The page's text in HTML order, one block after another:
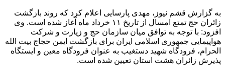
به گزارش قشم نیوز، مهدی پارسایی اعلام کرد که روند بازگشت
زائران حج تمتع امسال از تاریخ ۱۱ خرداد ماه آغاز شده است. وی
افزود: با توجه به توافق میان سازمان حج و زیارت و شرکت
هواپیمایی جمهوری اسلامی ایران برای بازگشت ایمن حجاج بیت الله
الحرام، فرودگاه شهید دستغیب به عنوان فرودگاه معین و ایستگاه
پذیرش زائران هشت استان تعیین شده است.